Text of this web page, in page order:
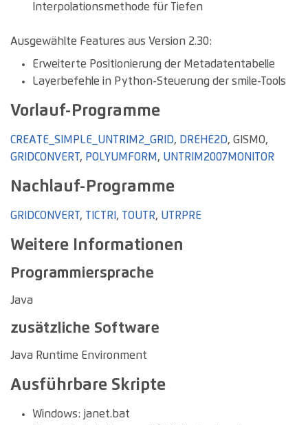
Interpolationsmethode für Tiefen
Ausgewählte Features aus Version 2.30:
Erweiterte Positionierung der Metadatentabelle
Layerbefehle in Python-Steuerung der smile-Tools
Vorlauf-Programme
CREATE_SIMPLE_UNTRIM2_GRID, DREHE2D, GISMO,
GRIDCONVERT, POLYUMFORM , UNTRIM2007MONITOR
Nachlauf-Programme
GRIDCONVERT, TICTRI , TOUTR, UTRPRE
Weitere Informationen
Programmiersprache
Java
zusätzliche Software
Java Runtime Environment
Ausführbare Skripte
Windows: janet.bat